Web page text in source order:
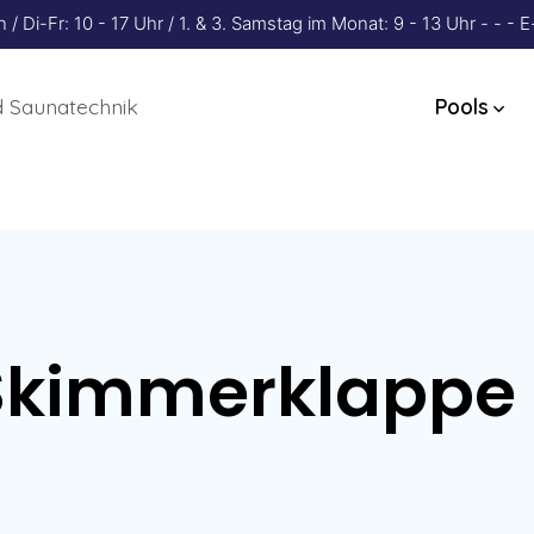
Di-Fr: 10 - 17 Uhr / 1. & 3. Samstag im Monat: 9 - 13 Uhr - - -
Saunatechnik Pools